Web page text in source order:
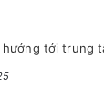
hướng tới trung